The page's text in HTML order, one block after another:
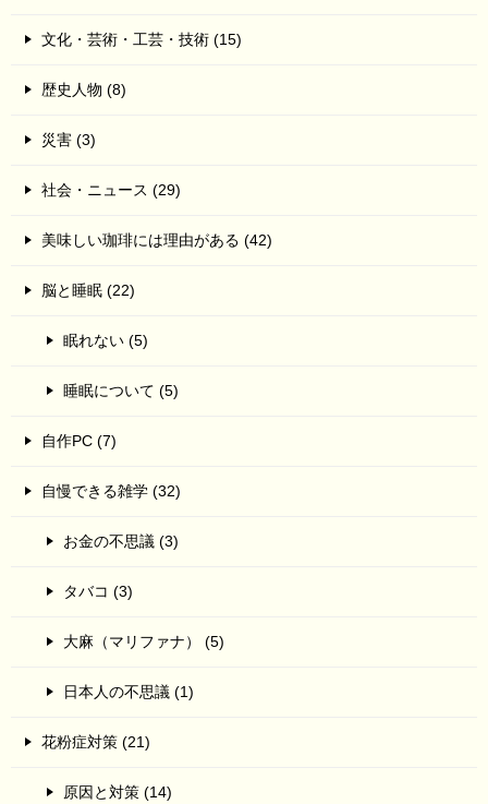
文化・芸術・工芸・技術 (15)
歴史人物 (8)
災害 (3)
社会・ニュース (29)
美味しい珈琲には理由がある (42)
脳と睡眠 (22)
眠れない (5)
睡眠について (5)
自作PC (7)
自慢できる雑学 (32)
お金の不思議 (3)
タバコ (3)
大麻（マリファナ） (5)
日本人の不思議 (1)
花粉症対策 (21)
原因と対策 (14)